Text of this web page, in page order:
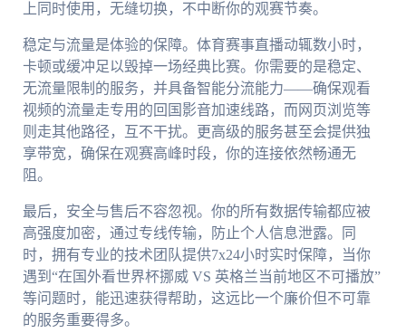
上同时使用，无缝切换，不中断你的观赛节奏。
稳定与流量是体验的保障。体育赛事直播动辄数小时，
卡顿或缓冲足以毁掉一场经典比赛。你需要的是稳定、
无流量限制的服务，并具备智能分流能力——确保观看
视频的流量走专用的回国影音加速线路，而网页浏览等
则走其他路径，互不干扰。更高级的服务甚至会提供独
享带宽，确保在观赛高峰时段，你的连接依然畅通无
阻。
最后，安全与售后不容忽视。你的所有数据传输都应被
高强度加密，通过专线传输，防止个人信息泄露。同
时，拥有专业的技术团队提供7x24小时实时保障，当你
遇到“在国外看世界杯挪威 VS 英格兰当前地区不可播放”
等问题时，能迅速获得帮助，这远比一个廉价但不可靠
的服务重要得多。